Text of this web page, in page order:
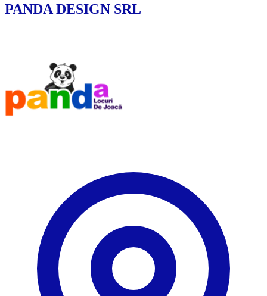
PANDA DESIGN SRL